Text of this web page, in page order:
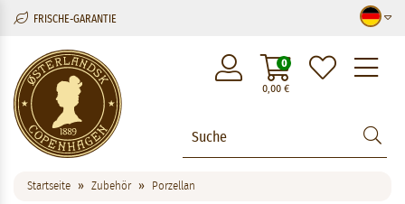
FRISCHE-GARANTIE
0,00€
0
Startseite Zubehör Porzellan